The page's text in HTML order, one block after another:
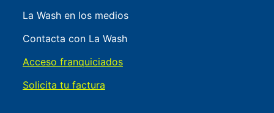
La Wash en los medios
Contacta con La Wash
Acceso franquiciados
Solicita tu factura